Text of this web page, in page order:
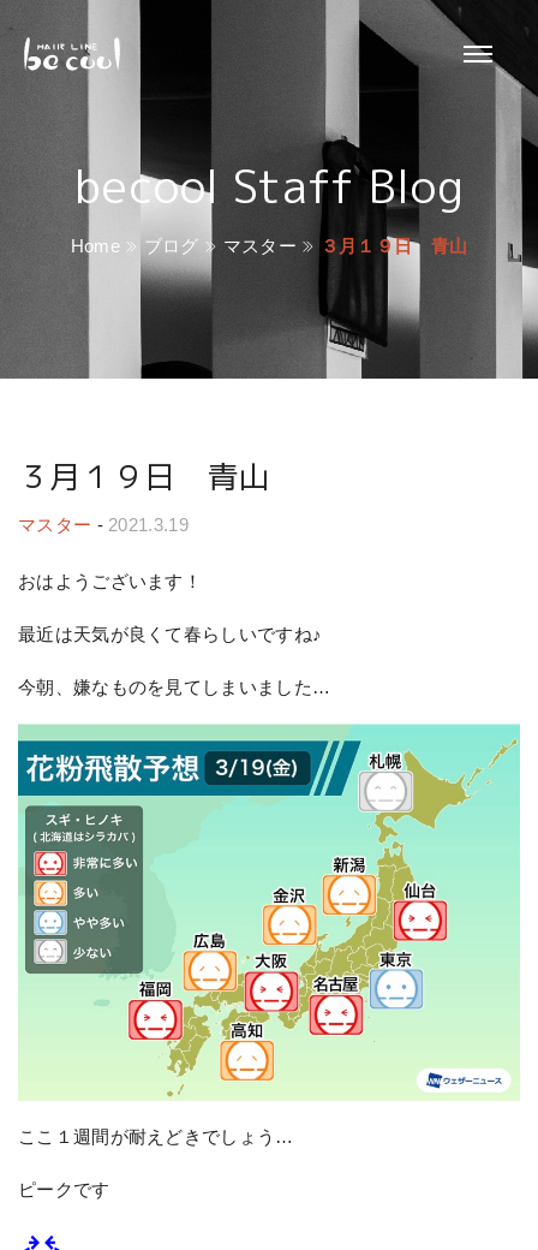
becool Staff Blog
Home ブログ マスター ３月１９日 青山
３月１９日 青山
マスター - 2021.3.19
おはようございます！
最近は天気が良くて春らしいですね♪
今朝、嫌なものを見てしまいました…
ここ１週間が耐えどきでしょう…
ピークです